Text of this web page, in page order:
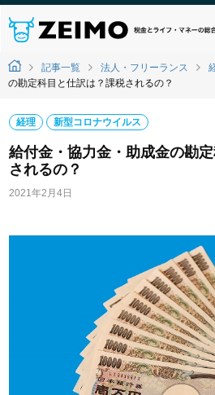
記事一覧 法人・フリーランス
の勘定科目と仕訳は？課税されるの？
経理 新型コロナウイルス
給付金・協力金・助成金の勘
されるの？
2021年2月4日